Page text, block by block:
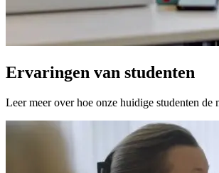
Ervaringen van studenten
Leer meer over hoe onze huidige studenten de